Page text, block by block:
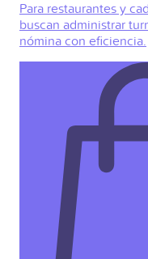
Para restaurantes y
buscan administrar
nómina con eficiencia.